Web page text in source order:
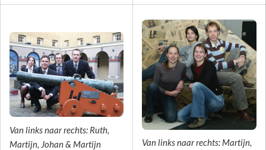
Van links naar rechts: Ruth,
Martijn, Johan & Martijn
Van links naar rechts: Martijn,